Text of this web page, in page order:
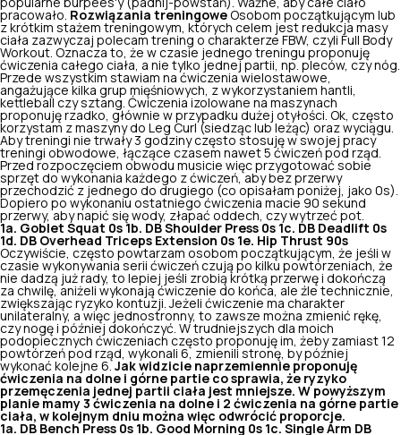
pracowało. Rozwiązania treningowe Osobom początkującym lub
z krótkim stażem treningowym, których celem jest redukcja masy
ciała zazwyczaj polecam trening o charakterze FBW, czyli Full Body
Workout. Oznacza to, że w czasie jednego treningu proponuję
ćwiczenia całego ciała, a nie tylko jednej partii, np. pleców, czy nóg.
Przede wszystkim stawiam na ćwiczenia wielostawowe,
angażujące kilka grup mięśniowych, z wykorzystaniem hantli,
kettleball czy sztang. Ćwiczenia izolowane na maszynach
proponuję rzadko, głównie w przypadku dużej otyłości. Ok, często
korzystam z maszyny do Leg Curl (siedząc lub leżąc) oraz wyciągu.
Aby treningi nie trwały 3 godziny często stosuję w swojej pracy
treningi obwodowe, łączące czasem nawet 5 ćwiczeń pod rząd.
Przed rozpoczęciem obwodu musicie więc przygotować sobie
sprzęt do wykonania każdego z ćwiczeń, aby bez przerwy
przechodzić z jednego do drugiego (co opisałam poniżej, jako 0s).
Dopiero po wykonaniu ostatniego ćwiczenia macie 90 sekund
przerwy, aby napić się wody, złapać oddech, czy wytrzeć pot.
1a. Goblet Squat 0s 1b. DB Shoulder Press 0s 1c. DB Deadlift 0s
1d. DB Overhead Triceps Extension 0s 1e. Hip Thrust 90s
Oczywiście, często powtarzam osobom początkującym, że jeśli w
czasie wykonywania serii ćwiczeń czują po kilku powtórzeniach, że
nie dadzą już rady, to lepiej jeśli zrobią krótką przerwę i dokończą
za chwilę, aniżeli wykonają ćwiczenie do końca, ale źle technicznie,
zwiększając ryzyko kontuzji. Jeżeli ćwiczenie ma charakter
unilateralny, a więc jednostronny, to zawsze można zmienić rękę,
czy nogę i później dokończyć. W trudniejszych dla moich
podopiecznych ćwiczeniach często proponuję im, żeby zamiast 12
powtórzeń pod rząd, wykonali 6, zmienili stronę, by później
wykonać kolejne 6.Jak widzicie naprzemiennie proponuję
ćwiczenia na dolne i górne partie co sprawia, że ryzyko
przemęczenia jednej partii ciała jest mniejsze. W powyższym
planie mamy 3 ćwiczenia na dolne i 2 ćwiczenia na górne partie
ciała, w kolejnym dniu można więc odwrócić proporcje.
1a. DB Bench Press 0s 1b. Good Morning 0s 1c. Single Arm DB